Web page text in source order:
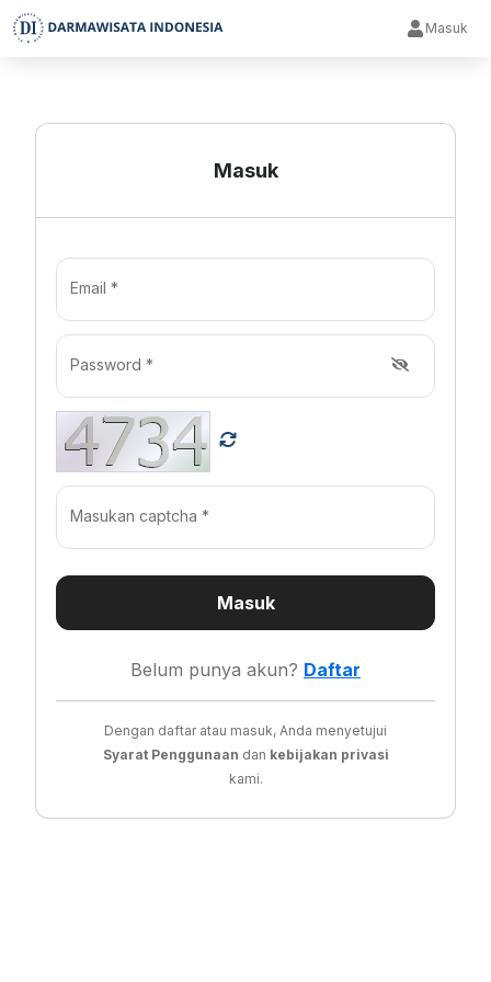
Masuk
Masuk
Email *
Password *
Masukan captcha *
Masuk
Belum punya akun? Daftar
Dengan daftar atau masuk, Anda menyetujui
Syarat Penggunaan dan kebijakan privasi
kami.